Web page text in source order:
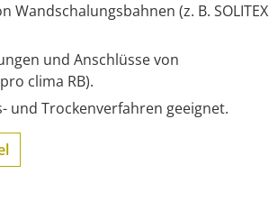
Wandschalungsbahnen (z. B. SOLITEX
und Anschlüsse von
clima RB).
und Trockenverfahren geeignet.